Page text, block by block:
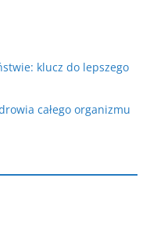
klucz do lepszego
całego organizmu